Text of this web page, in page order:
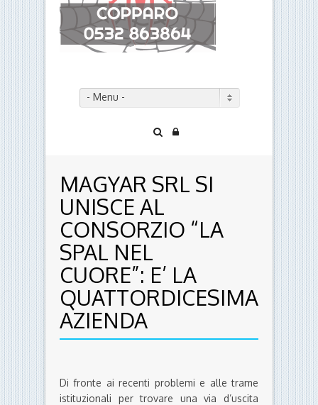
- Menu -
MAGYAR SRL SI
UNISCE AL
CONSORZIO “LA
SPAL NEL
CUORE”: E’ LA
QUATTORDICESIMA
AZIENDA
Di fronte ai recenti problemi e alle trame
istituzionali per trovare una via d’uscita